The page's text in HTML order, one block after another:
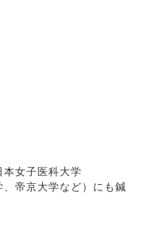
女子医科大学
帝京大学など）にも鍼